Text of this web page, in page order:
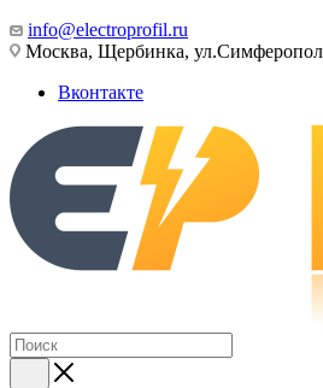
info@electroprofil.ru
Москва, Щербинка,
Вконтакте